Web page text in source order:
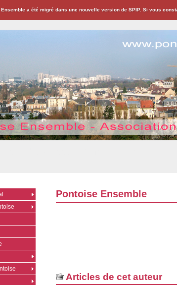
a été migré dans une nouvelle version de SPIP. Si vous
Pontoise Ensemble
Articles de cet auteur